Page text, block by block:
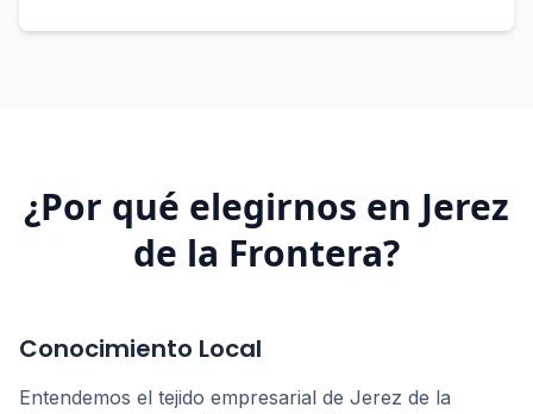
¿Por qué elegirnos en Jerez
de la Frontera?
Conocimiento Local
Entendemos el tejido empresarial de Jerez de la